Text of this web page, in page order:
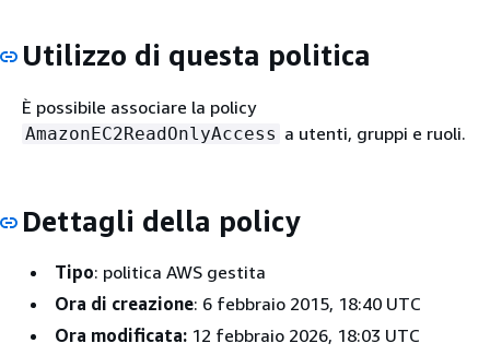
Utilizzo di questa politica
È possibile associare la policy
AmazonEC2ReadOnlyAccess a utenti, gruppi e ruoli.
Dettagli della policy
Tipo: politica AWS gestita
Ora di creazione: 6 febbraio 2015, 18:40 UTC
Ora modificata: 12 febbraio 2026, 18:03 UTC